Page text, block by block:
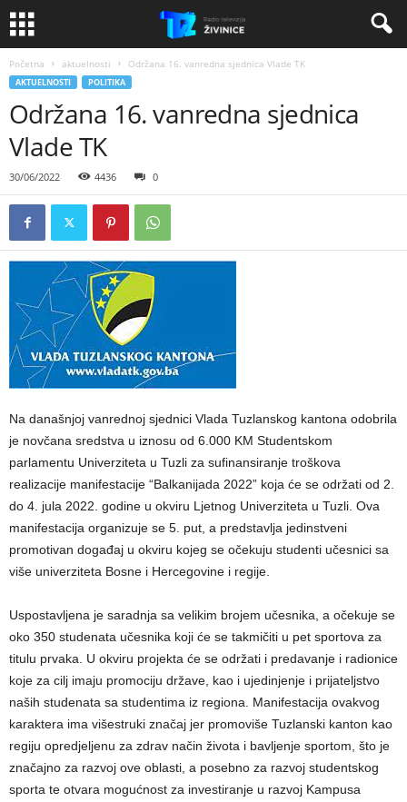
Početna aktuelnosti Održana 16. vanredna sjednica Vlade TK
AKTUELNOSTI POLITIKA
Održana 16. vanredna sjednica
Vlade TK
30/06/2022 4436 0
Na današnjoj vanrednoj sjednici Vlada Tuzlanskog kantona odobrila
je novčana sredstva u iznosu od 6.000 KM Studentskom
parlamentu Univerziteta u Tuzli za sufinansiranje troškova
realizacije manifestacije “Balkanijada 2022” koja će se održati od 2.
do 4. jula 2022. godine u okviru Ljetnog Univerziteta u Tuzli. Ova
manifestacija organizuje se 5. put, a predstavlja jedinstveni
promotivan događaj u okviru kojeg se očekuju studenti učesnici sa
više univerziteta Bosne i Hercegovine i regije.
Uspostavljena je saradnja sa velikim brojem učesnika, a očekuje se
oko 350 studenata učesnika koji će se takmičiti u pet sportova za
titulu prvaka. U okviru projekta će se održati i predavanje i radionice
koje za cilj imaju promociju države, kao i ujedinjenje i prijateljstvo
naših studenata sa studentima iz regiona. Manifestacija ovakvog
karaktera ima višestruki značaj jer promoviše Tuzlanski kanton kao
regiju opredjeljenu za zdrav način života i bavljenje sportom, što je
značajno za razvoj ove oblasti, a posebno za razvoj studentskog
sporta te otvara mogućnost za investiranje u razvoj Kampusa